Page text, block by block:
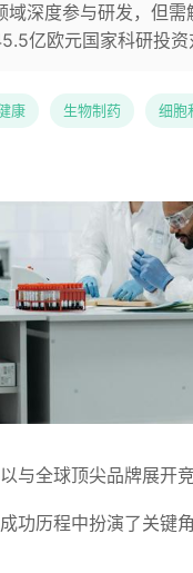
深度参与研发，但
亿欧元国家科研投资
康 生物制药 细胞
与全球顶尖品牌展开
功历程中扮演了关键